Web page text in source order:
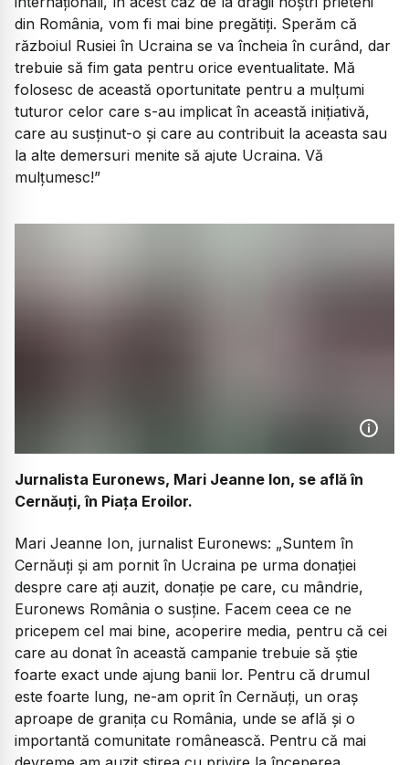
din România, vom fi mai bine pregătiți. Sperăm că
războiul Rusiei în Ucraina se va încheia în curând, dar
trebuie să fim gata pentru orice eventualitate. Mă
folosesc de această oportunitate pentru a mulțumi
tuturor celor care s-au implicat în această inițiativă,
care au susținut-o și care au contribuit la aceasta sau
la alte demersuri menite să ajute Ucraina. Vă
mulțumesc!”
Jurnalista Euronews, Mari Jeanne Ion, se află în
Cernăuți, în Piața Eroilor.
Mari Jeanne Ion, jurnalist Euronews: „Suntem în
Cernăuți și am pornit în Ucraina pe urma donației
despre care ați auzit, donație pe care, cu mândrie,
Euronews România o susține. Facem ceea ce ne
pricepem cel mai bine, acoperire media, pentru că cei
care au donat în această campanie trebuie să știe
foarte exact unde ajung banii lor. Pentru că drumul
este foarte lung, ne-am oprit în Cernăuți, un oraș
aproape de granița cu România, unde se află și o
importantă comunitate românească. Pentru că mai